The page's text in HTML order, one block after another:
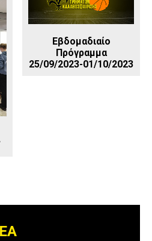
Εβδομαδιαίο
Πρόγραμμα
25/09/2023-01/10/2023